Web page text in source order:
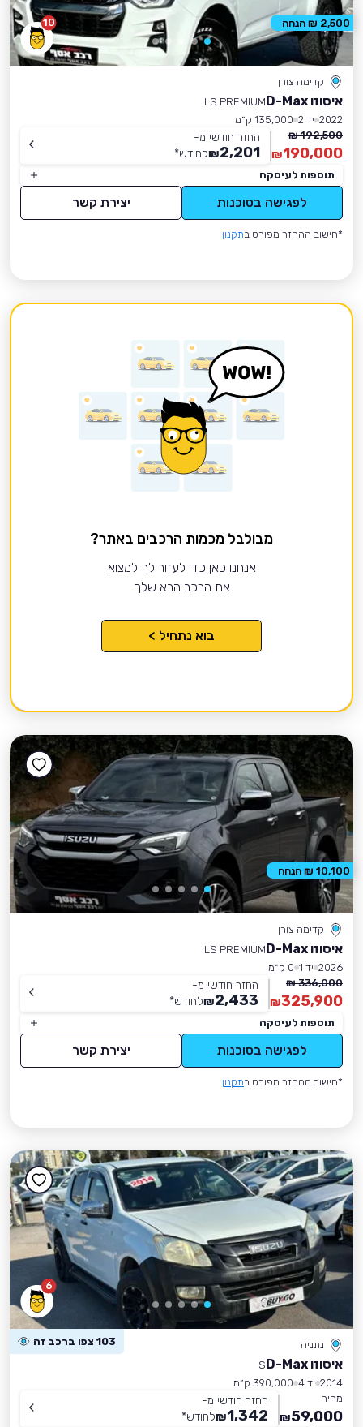
10
קדימה צורן
איסוזו D-Max
LS PREMIUM
2022 יד 2
135,000 ק״מ
192,500 ₪
190,000
₪
החזר חודשי מ-
2,201
₪לחודש*
תוספות לעיסקה
לפגישה בסוכנות יצירת קשר
*חישוב ההחזר מפורט בתקנון
2,500 ₪ הנחה
מבולבל מכמות הרכבים באתר?
אנחנו כאן כדי לעזור לך למצוא
את הרכב הבא שלך
בוא נתחיל >
קדימה צורן
איסוזו D-Max
LS PREMIUM
2026 יד 1
0 ק״מ
336,000 ₪
325,900
₪
החזר חודשי מ-
2,433
₪לחודש*
תוספות לעיסקה
לפגישה בסוכנות יצירת קשר
*חישוב ההחזר מפורט בתקנון
10,100 ₪ הנחה
6
נתניה 103 צפו ברכב זה
איסוזו D-Max
S
2014 יד 4
390,000 ק״מ
מחיר
59,000
₪
החזר חודשי מ-
1,342
₪לחודש*